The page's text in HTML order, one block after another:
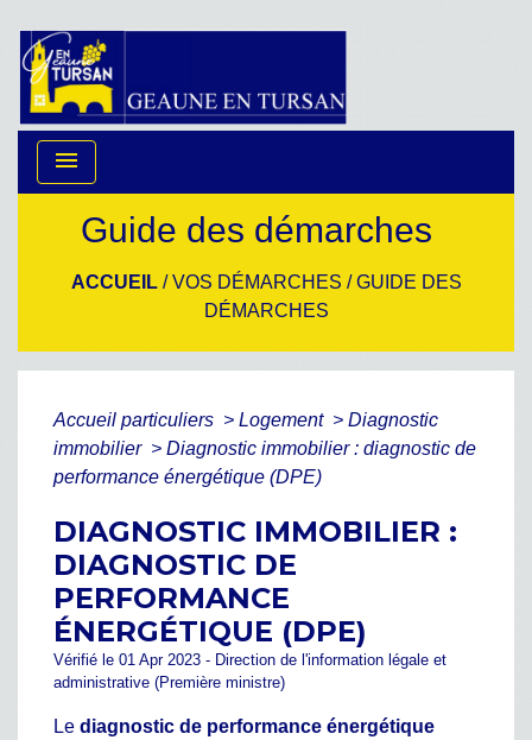
menu
Guide des démarches
ACCUEIL/VOS DÉMARCHES /GUIDE DES
DÉMARCHES
Accueil particuliers > Logement > Diagnostic
immobilier > Diagnostic immobilier : diagnostic de
performance énergétique (DPE)
DIAGNOSTIC IMMOBILIER :
DIAGNOSTIC DE
PERFORMANCE
ÉNERGÉTIQUE (DPE)
Vérifié le 01 Apr 2023 - Direction de l'information légale et
administrative (Première ministre)
Le diagnostic de performance énergétique